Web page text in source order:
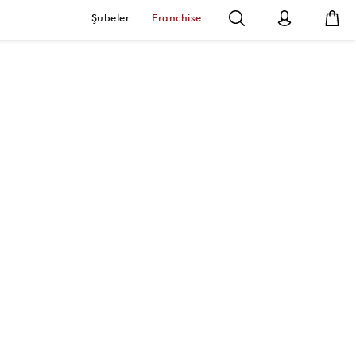
Şubeler Franchise